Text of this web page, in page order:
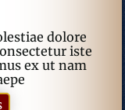
dolore
iste
ex ut nam